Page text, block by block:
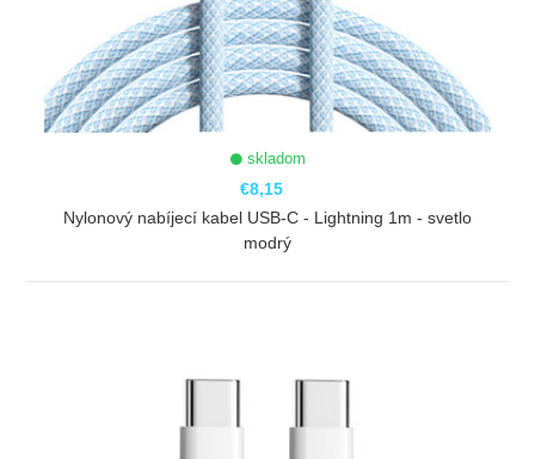
skladom
€8,15
Nylonový nabíjecí kabel USB-C - Lightning 1m - svetlo
modrý